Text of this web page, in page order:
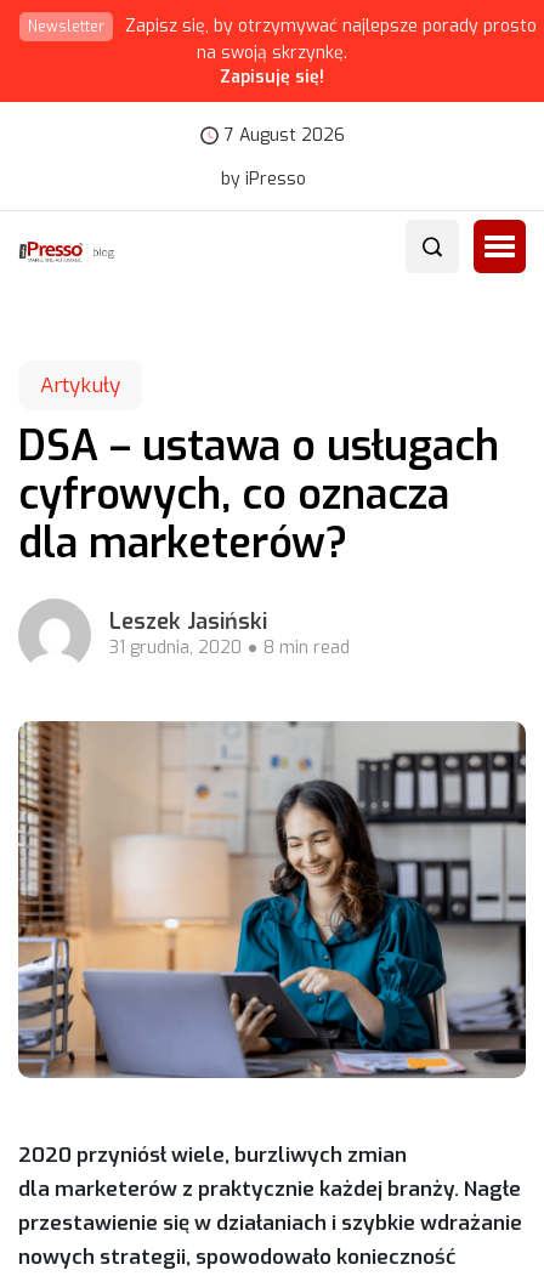
Newsletter
Zapisz się, by otrzymywać najlepsze porady prosto
na swoją skrzynkę.
Zapisuję się!
7 August 2026
by iPresso
Artykuły
DSA – ustawa o usługach
cyfrowych, co oznacza
dla marketerów?
Leszek Jasiński
31 grudnia, 2020 8 min read
2020 przyniósł wiele, burzliwych zmian
dla marketerów z praktycznie każdej branży. Nagłe
przestawienie się w działaniach i szybkie wdrażanie
nowych strategii, spowodowało konieczność